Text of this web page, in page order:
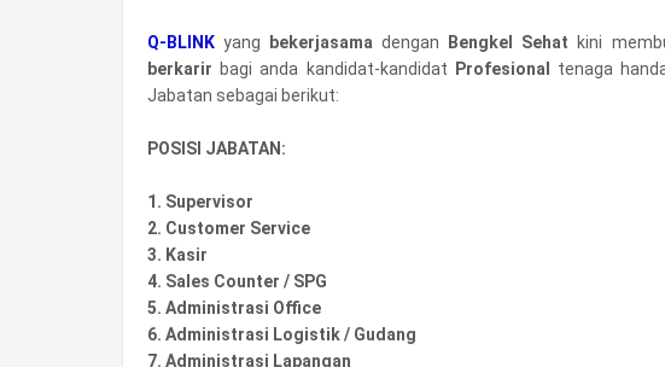
Q-BLINK yang bekerjasama dengan Bengkel Sehat kini
berkarir bagi anda kandidat-kandidat Profesional
tenaga
Jabatan sebagai berikut:
POSISI JABATAN:
1. Supervisor
2. Customer Service
3. Kasir
4. Sales Counter / SPG
5. Administrasi Office
6. Administrasi Logistik / Gudang
7. Administrasi Lapangan